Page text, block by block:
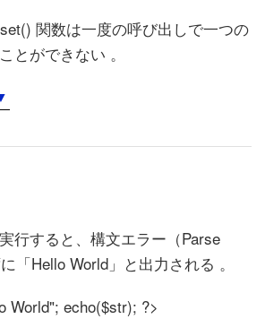
関数は一度の呼び出しで一つの
とができない 。
行すると、構文エラー（Parse
「Hello World」と出力される 。
World"; echo($str); ?>